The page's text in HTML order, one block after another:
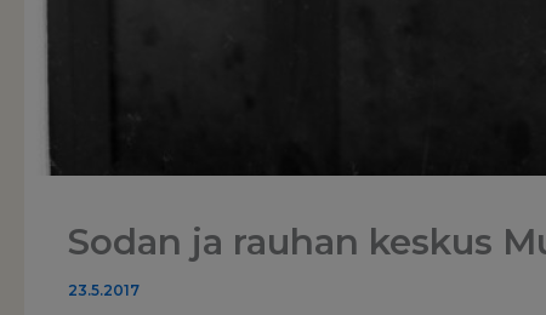
Sodan ja rauhan keskus
23.5.2017